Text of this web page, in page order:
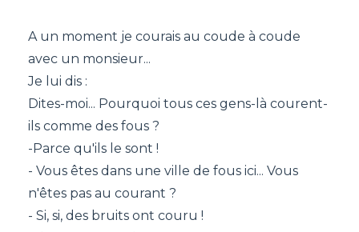
A un moment je courais au coude à coude
avec un monsieur...
Je lui dis :
Dites-moi... Pourquoi tous ces gens-là courent-
ils comme des fous ?
-Parce qu'ils le sont !
- Vous êtes dans une ville de fous ici... Vous
n'êtes pas au courant ?
- Si, si, des bruits ont couru !